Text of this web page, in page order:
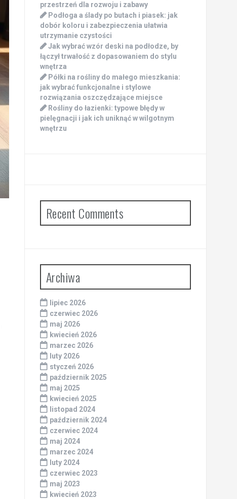
przestrzeń dla rozwoju i zabawy
Podłoga a ślady po butach i piasek: jak
dobór koloru i zabezpieczenia ułatwia
utrzymanie czystości
Jak wybrać wzór deski na podłodze, by
łączył trwałość z dopasowaniem do stylu
wnętrza
Półki na rośliny do małego mieszkania:
jak wybrać funkcjonalne i stylowe
rozwiązania oszczędzające miejsce
Rośliny do łazienki: typowe błędy w
pielęgnacji i jak ich uniknąć w wilgotnym
wnętrzu
Recent Comments
Archiwa
lipiec 2026
czerwiec 2026
maj 2026
kwiecień 2026
marzec 2026
luty 2026
styczeń 2026
październik 2025
maj 2025
kwiecień 2025
listopad 2024
październik 2024
czerwiec 2024
maj 2024
marzec 2024
luty 2024
czerwiec 2023
maj 2023
kwiecień 2023